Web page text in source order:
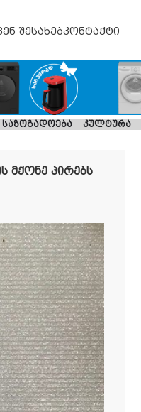
შესახებკონტაქტი
საზოგადოება კულტურა
მქონე პირებს